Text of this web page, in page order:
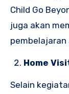
Child Go
juga akan
pembelajaran
Home
Selain